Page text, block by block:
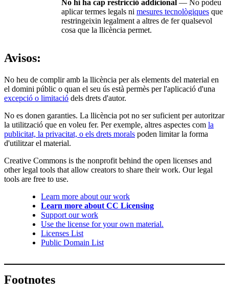
No hi ha cap restricció addicional — No podeu
aplicar termes legals ni mesures tecnològiques que
restringeixin legalment a altres de fer qualsevol
cosa que la llicència permet.
Avisos:
No heu de complir amb la llicència per als elements del material en
el domini públic o quan el seu ús està permès per l'aplicació d'una
excepció o limitació dels drets d'autor.
No es donen garanties. La llicència pot no ser suficient per autoritzar
la utilització que en voleu fer. Per exemple, altres aspectes com la
publicitat, la privacitat, o els drets morals poden limitar la forma
d'utilitzar el material.
Creative Commons is the nonprofit behind the open licenses and
other legal tools that allow creators to share their work. Our legal
tools are free to use.
Learn more about our work
Learn more about CC Licensing
Support our work
Use the license for your own material.
Licenses List
Public Domain List
Footnotes